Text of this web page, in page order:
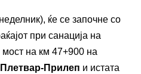
ќе се започне со
при санација на
мост на км 47+900 на
Плетвар-Прилеп и истата